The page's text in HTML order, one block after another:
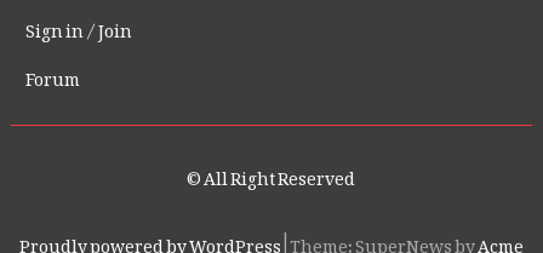
Sign in / Join
Forum
© All Right Reserved
Proudly powered by WordPress|Theme: SuperNews byAcme